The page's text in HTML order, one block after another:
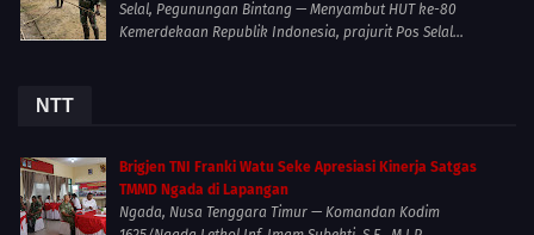
Selal, Pegunungan Bintang — Menyambut HUT ke-80
Kemerdekaan Republik Indonesia, prajurit Pos Selal...
NTT
Brigjen TNI Franki Watu Seke Apresiasi Kinerja Satgas
TMMD Ngada di Lapangan
Ngada, Nusa Tenggara Timur — Komandan Kodim